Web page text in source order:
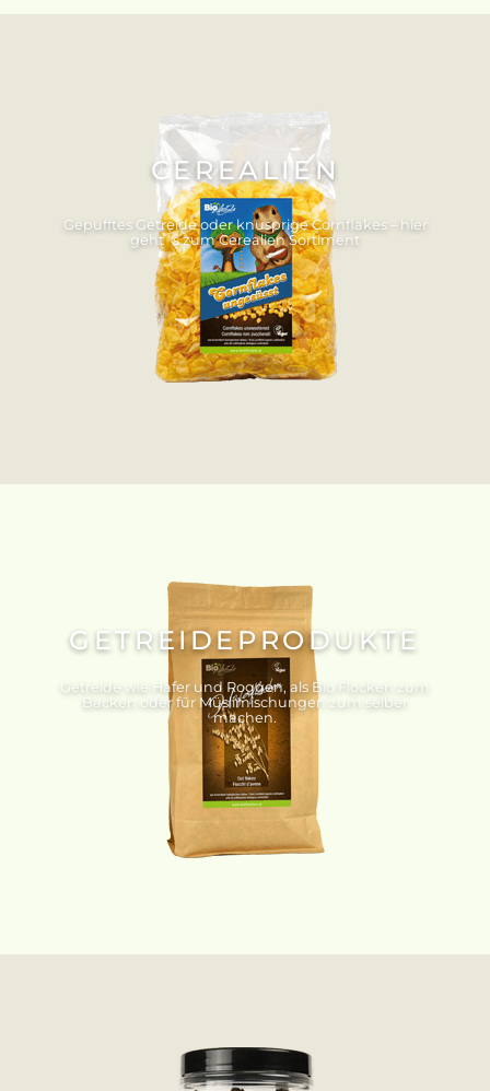
CEREALIEN
Gepufftes Getreide oder knusprige Cornflakes – hier
geht´s zum Cerealien Sortiment
GETREIDEPRODUKTE
Getreide wie Hafer und Roggen, als Bio Flocken zum
Backen oder für Müslimischungen zum selber
machen.